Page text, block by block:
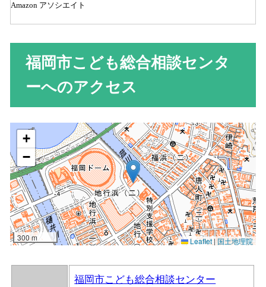
Amazon アソシエイト
福岡市こども総合相談センタ
ーへのアクセス
福岡市こども総合相談センター